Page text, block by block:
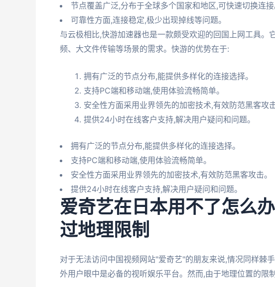
节点覆盖广泛,分布于全球多个国家和地区,可快速切换连接
可靠性方面,连接稳定,极少出现掉线等问题。
与云极相比,快游加速器也是一款颇受欢迎的回国上网工具。
频、大文件传输等场景的需求。快游的优势在于:
拥有广泛的节点分布,能提供多样化的连接选择。
支持PC端和移动端,使用体验流畅简单。
安全性方面采用业界领先的加密技术,有效防范黑客攻击
提供24小时在线客户支持,解决用户疑问和问题。
拥有广泛的节点分布,能提供多样化的连接选择。
支持PC端和移动端,使用体验流畅简单。
安全性方面采用业界领先的加密技术,有效防范黑客攻击。
提供24小时在线客户支持,解决用户疑问和问题。
爱奇艺在日本用不了怎么
过地理限制
对于无法访问中国视频网站"爱奇艺"的朋友来说,情况同样棘
外用户眼中是必备的视听娱乐平台。然而,由于地理位置的限